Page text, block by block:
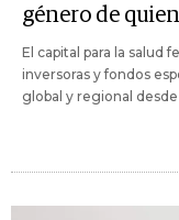
género de
El capital para la salud
inversoras y fondos
global y regional desde